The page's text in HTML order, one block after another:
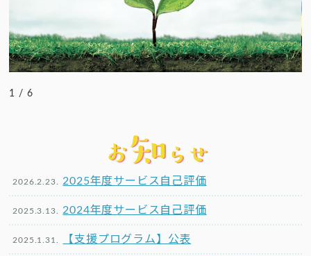
1 / 6
お知らせ
2026.2.23. 2025年度サービス自己評価
2025.3.13. 2024年度サービス自己評価
2025.1.31. 【支援プログラム】公表